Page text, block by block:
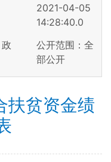
2021-04-05
14:28:40.0
公开范围：全
部公开
扶贫资金绩